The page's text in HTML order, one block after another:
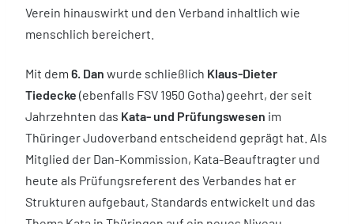
Verein hinauswirkt und den Verband inhaltlich wie
menschlich bereichert.
Mit dem 6. Dan wurde schließlich Klaus-Dieter
Tiedecke (ebenfalls FSV 1950 Gotha) geehrt, der seit
Jahrzehnten das Kata- und Prüfungswesen im
Thüringer Judoverband entscheidend geprägt hat. Als
Mitglied der Dan-Kommission, Kata-Beauftragter und
heute als Prüfungsreferent des Verbandes hat er
Strukturen aufgebaut, Standards entwickelt und das